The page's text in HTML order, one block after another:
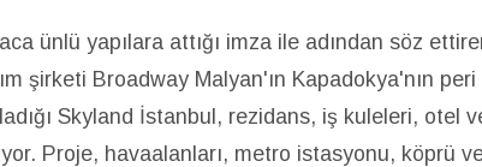
ünlü yapılara attığı imza ile adından söz
şirketi Broadway Malyan'ın Kapadokya'nın
Skyland İstanbul, rezidans, iş kuleleri, otel
Proje, havaalanları, metro istasyonu, köprü